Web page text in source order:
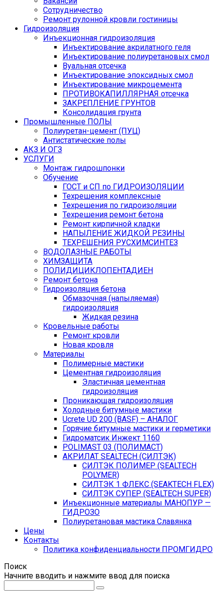
Сотрудничество
Ремонт рулонной кровли гостиницы
Гидроизоляция
Инъекционная гидроизоляция
Инъектирование акрилатного геля
Инъектирование полиуретановых смол
Вуальная отсечка
Инъектирование эпоксидных смол
Инъектирование микроцемента
ПРОТИВОКАПИЛЛЯРНАЯ отсечка
ЗАКРЕПЛЕНИЕ ГРУНТОВ
Консолидация грунта
Промышленные ПОЛЫ
Полиуретан-цемент (ПУЦ)
Антистатические полы
АКЗ И ОГЗ
УСЛУГИ
Монтаж гидрошпонки
Обучение
ГОСТ и СП по ГИДРОИЗОЛЯЦИИ
Техрешения комплексные
Техрешения по гидроизоляции
Техрешения ремонт бетона
Ремонт кирпичной кладки
НАПЫЛЕНИЕ ЖИДКОЙ РЕЗИНЫ
ТЕХРЕШЕНИЯ РУСХИМСИНТЕЗ
ВОДОЛАЗНЫЕ РАБОТЫ
ХИМЗАЩИТА
ПОЛИДИЦИКЛОПЕНТАДИЕН
Ремонт бетона
Гидроизоляция бетона
Обмазочная (напыляемая)
гидроизоляция
Жидкая резина
Кровельные работы
Ремонт кровли
Новая кровля
Материалы
Полимерные мастики
Цементная гидроизоляция
Эластичная цементная
гидроизоляция
Проникающая гидроизоляция
Холодные битумные мастики
Ucrete UD 200 (BASF) – АНАЛОГ
Горячие битумные мастики и герметики
Гидроматсик Инжект 1160
POLIMAST 03 (ПОЛИМАСТ)
АКРИЛАТ SEALTECH (СИЛТЭК)
СИЛТЭК ПОЛИМЕР (SEALTECH
POLYMER)
СИЛТЭК 1 ФЛЕКС (SEAKTECH FLEX)
СИЛТЭК СУПЕР (SEALTECH SUPER)
Инъекционные материалы МАНОПУР —
ГИДРОЗО
Полиуретановая мастика Славянка
Цены
Контакты
Политика конфиденциальности ПРОМГИДРО
Поиск
Начните вводить и нажмите ввод для поиска